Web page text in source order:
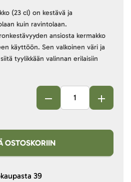
(23 cl) on kestävä ja
kuin ravintolaan.
ansiosta kermakko
käyttöön. Sen valkoinen väri ja
tyylikkään valinnan erilaisiin
OSTOSKORIIN
39